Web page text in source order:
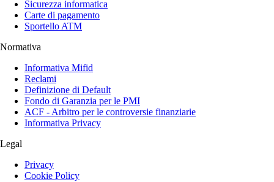
Sicurezza informatica
Carte di pagamento
Sportello ATM
Normativa
Informativa Mifid
Reclami
Definizione di Default
Fondo di Garanzia per le PMI
ACF - Arbitro per le controversie finanziarie
Informativa Privacy
Legal
Privacy
Cookie Policy